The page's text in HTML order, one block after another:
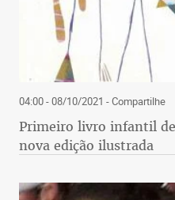
04:00 - 08/10/2021 - Compartilhe
Primeiro livro infantil
nova edição ilustrada